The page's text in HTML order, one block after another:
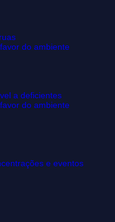
do ambiente
a deficientes
do ambiente
e eventos